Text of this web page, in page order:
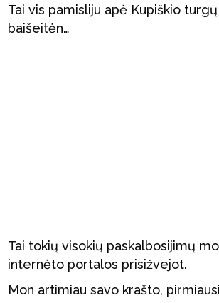
Tai vis pamisliju apė Kupiškio
baišeitėn…
Tai tokių visokių paskalbosijimų
internėto portalos prisižvejot.
Mon artimiau savo krašto,